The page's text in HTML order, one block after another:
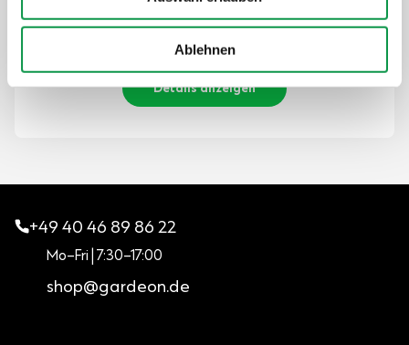
Ablehnen
Der Preis ist inkl. MwSt.
Auf Lager
Details anzeigen
+49 40 46 89 86 22
Mo–Fri | 7:30–17:00
shop@gardeon.de